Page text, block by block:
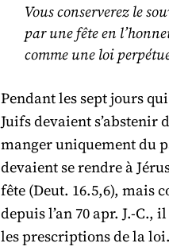
Vous conserverez le
par une fête en
comme une loi
Pendant les sept jours
Juifs devaient
manger uniquement du
devaient se rendre à
fête (Deut. 16.5,6), mais
depuis l’an 70 apr. J.‑C.,
les prescriptions de la